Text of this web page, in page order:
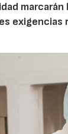
exigencias